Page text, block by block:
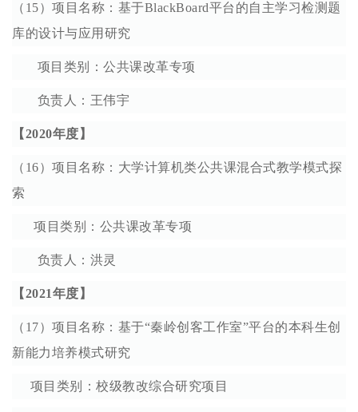
（15）项目名称：基于BlackBoard平台的自主学习检测题
库的设计与应用研究
项目类别：公共课改革专项
负责人：王伟宇
【2020年度】
（16）项目名称：大学计算机类公共课混合式教学模式探
索
项目类别：公共课改革专项
负责人：洪灵
【2021年度】
（17）项目名称：基于“秦岭创客工作室”平台的本科生创
新能力培养模式研究
项目类别：校级教改综合研究项目